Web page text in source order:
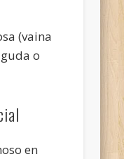
(vaina
o
en